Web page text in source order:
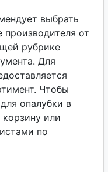
выбрать
производителя от
рубрике
Для
Чтобы
опалубки в
или
по